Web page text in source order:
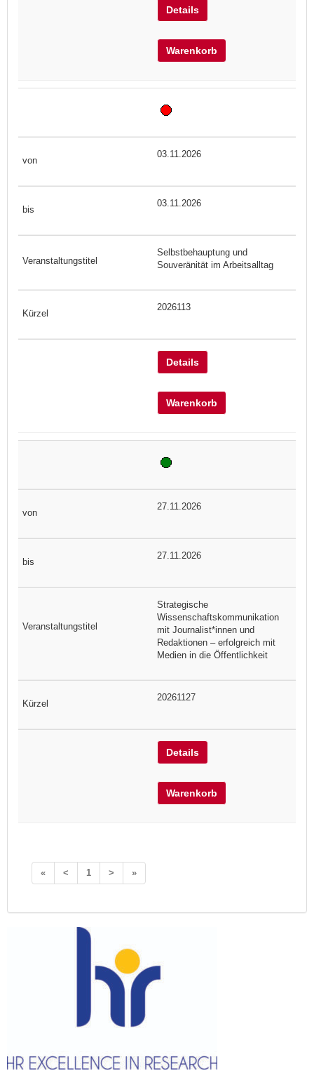
Details
Warenkorb
03.11.2026
03.11.2026
Selbstbehauptung und
Souveränität im Arbeitsalltag
2026113
Details
Warenkorb
27.11.2026
27.11.2026
Strategische
Wissenschaftskommunikation
mit Journalist*innen und
Redaktionen – erfolgreich mit
Medien in die Öffentlichkeit
20261127
Details
Warenkorb
« < 1 > »